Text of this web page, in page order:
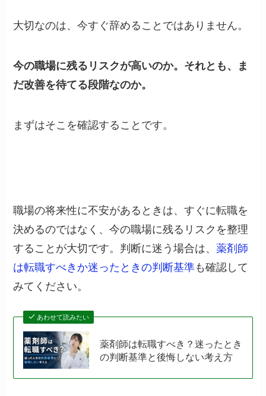
大切なのは、今すぐ辞めることではありません。
今の職場に残るリスクが高いのか。それとも、ま
だ改善を待てる段階なのか。
まずはそこを確認することです。
職場の将来性に不安があるときは、すぐに転職を
決めるのではなく、今の職場に残るリスクを整理
することが大切です。判断に迷う場合は、薬剤師
は転職すべきか迷ったときの判断基準も確認して
みてください。
あわせて読みたい
薬剤師は転職すべき？迷ったとき
の判断基準と後悔しない考え方